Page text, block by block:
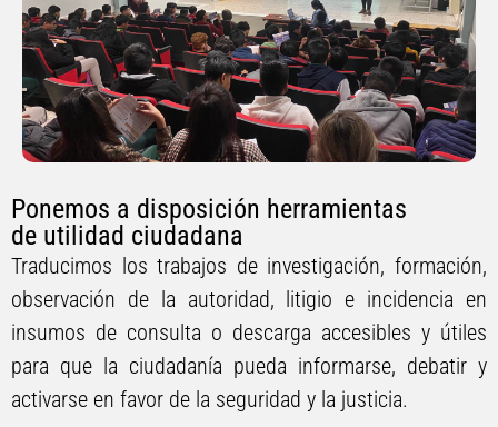
Ponemos a disposición herramientas
de utilidad ciudadana
Traducimos los trabajos de investigación, formación,
observación de la autoridad, litigio e incidencia en
insumos de consulta o descarga accesibles y útiles
para que la ciudadanía pueda informarse, debatir y
activarse en favor de la seguridad y la justicia.